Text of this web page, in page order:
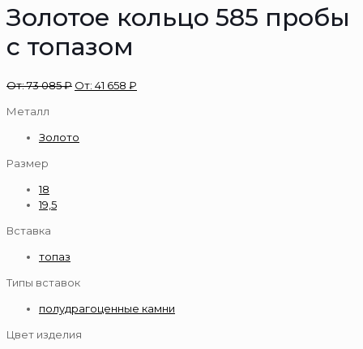
Золотое кольцо 585 пробы
с топазом
От:73 085₽ От: 41 658 ₽
Металл
Золото
Размер
18
19,5
Вставка
топаз
Типы вставок
полудрагоценные камни
Цвет изделия